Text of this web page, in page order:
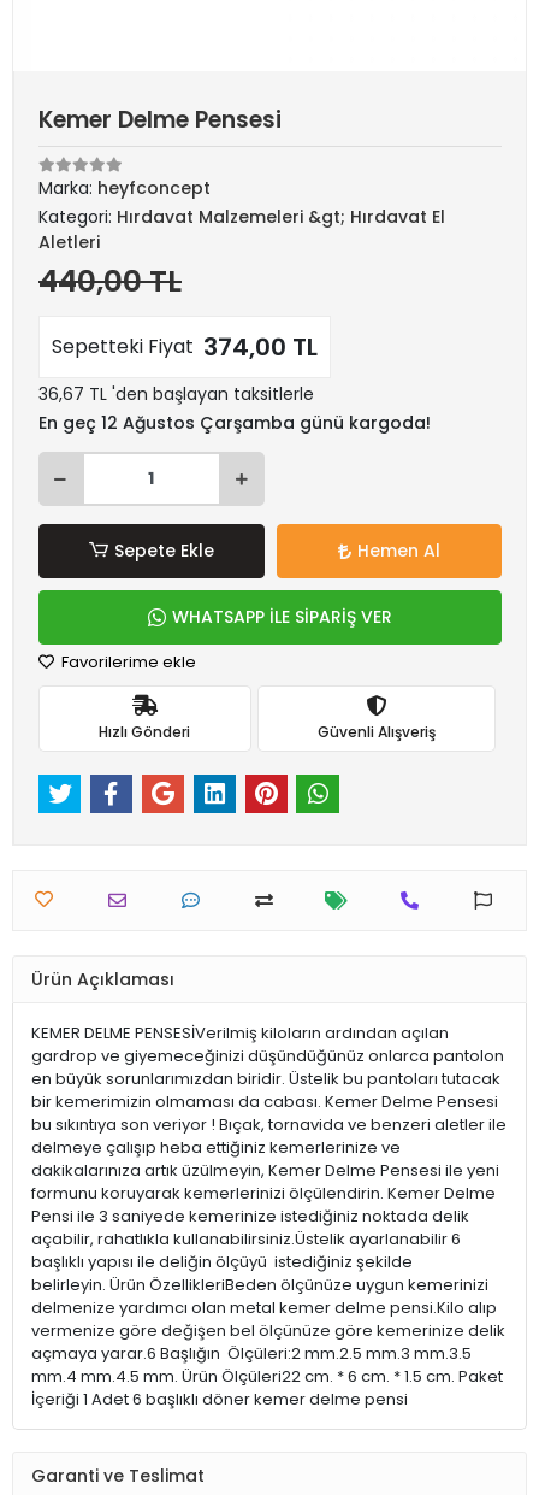
Kemer Delme Pensesi
Marka: heyfconcept
Kategori: Hırdavat Malzemeleri &gt; Hırdavat El
Aletleri
440,00 TL
Sepetteki Fiyat 374,00 TL
36,67 TL 'den başlayan taksitlerle
En geç 12 Ağustos Çarşamba günü kargoda!
Sepete Ekle Hemen Al
WHATSAPP İLE SİPARİŞ VER
Favorilerime ekle
Hızlı Gönderi Güvenli Alışveriş
Ürün Açıklaması
KEMER DELME PENSESİVerilmiş kiloların ardından açılan
gardrop ve giyemeceğinizi düşündüğünüz onlarca pantolon
en büyük sorunlarımızdan biridir. Üstelik bu pantoları tutacak
bir kemerimizin olmaması da cabası. Kemer Delme Pensesi
bu sıkıntıya son veriyor ! Bıçak, tornavida ve benzeri aletler ile
delmeye çalışıp heba ettiğiniz kemerlerinize ve
dakikalarınıza artık üzülmeyin, Kemer Delme Pensesi ile yeni
formunu koruyarak kemerlerinizi ölçülendirin. Kemer Delme
Pensi ile 3 saniyede kemerinize istediğiniz noktada delik
açabilir, rahatlıkla kullanabilirsiniz.Üstelik ayarlanabilir 6
başlıklı yapısı ile deliğin ölçüyü istediğiniz şekilde
belirleyin. Ürün ÖzellikleriBeden ölçünüze uygun kemerinizi
delmenize yardımcı olan metal kemer delme pensi.Kilo alıp
vermenize göre değişen bel ölçünüze göre kemerinize delik
açmaya yarar.6 Başlığın Ölçüleri:2 mm.2.5 mm.3 mm.3.5
mm.4 mm.4.5 mm. Ürün Ölçüleri22 cm. * 6 cm. * 1.5 cm. Paket
İçeriği 1 Adet 6 başlıklı döner kemer delme pensi
Garanti ve Teslimat